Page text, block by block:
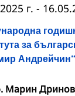
за
Андрейчин“
г. -
Марин